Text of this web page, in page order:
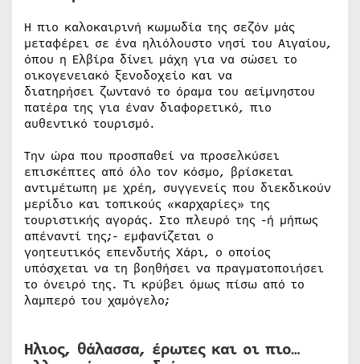
Η πιο καλοκαιρινή κωμωδία της σεζόν μάς
μεταφέρει σε ένα ηλιόλουστο νησί του Αιγαίου,
όπου η Ελβίρα δίνει μάχη για να σώσει το
οικογενειακό ξενοδοχείο και να
διατηρήσει ζωντανό το όραμα του αείμνηστου
πατέρα της για έναν διαφορετικό, πιο
αυθεντικό τουρισμό.
Την ώρα που προσπαθεί να προσελκύσει
επισκέπτες από όλο τον κόσμο, βρίσκεται
αντιμέτωπη με χρέη, συγγενείς που διεκδικούν
μερίδιο και τοπικούς «καρχαρίες» της
τουριστικής αγοράς. Στο πλευρό της -ή μήπως
απέναντί της;- εμφανίζεται ο
γοητευτικός επενδυτής Χάρι, ο οποίος
υπόσχεται να τη βοηθήσει να πραγματοποιήσει
το όνειρό της. Τι κρύβει όμως πίσω από το
λαμπερό του χαμόγελο;
Ηλιος, θάλασσα, έρωτες και οι πιο…